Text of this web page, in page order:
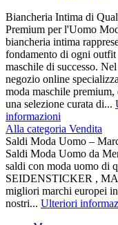
Biancheria Intima di
Premium per l'Uomo
biancheria intima
fondamento di ogni outfit
maschile di successo.
negozio online
moda maschile
una selezione curata di...
informazioni
Alla categoria Vendita
Saldi Moda Uomo –
Saldi Moda Uomo da
saldi con moda uomo di
SEIDENSTICKER ,
migliori marchi europei
nostri... Ulteriori